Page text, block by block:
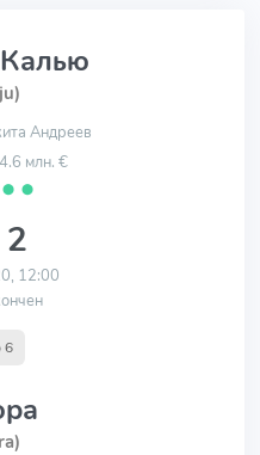
Андреев
млн. €
⬤ ⬤
12:00
6